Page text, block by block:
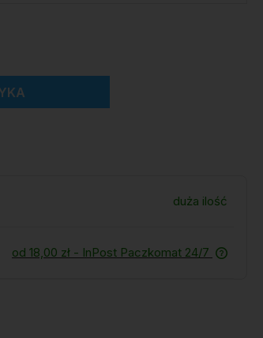
duża ilość
od 18,00 zł - InPost Paczkomat 24/7